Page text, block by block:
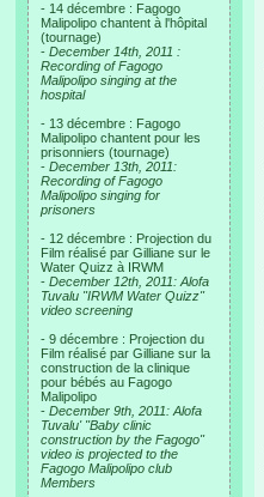
- 14 décembre : Fagogo
Malipolipo chantent à l'hôpital
(tournage)
- December 14th, 2011 :
Recording of Fagogo
Malipolipo singing at the
hospital
- 13 décembre : Fagogo
Malipolipo chantent pour les
prisonniers (tournage)
- December 13th, 2011:
Recording of Fagogo
Malipolipo singing for
prisoners
- 12 décembre : Projection du
Film réalisé par Gilliane sur le
Water Quizz à IRWM
- December 12th, 2011: Alofa
Tuvalu "IRWM Water Quizz"
video screening
- 9 décembre : Projection du
Film réalisé par Gilliane sur la
construction de la clinique
pour bébés au Fagogo
Malipolipo
- December 9th, 2011: Alofa
Tuvalu' "Baby clinic
construction by the Fagogo"
video is projected to the
Fagogo Malipolipo club
Members